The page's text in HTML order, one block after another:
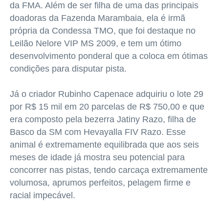
da FMA. Além de ser filha de uma das principais
doadoras da Fazenda Marambaia, ela é irmã
própria da Condessa TMO, que foi destaque no
Leilão Nelore VIP MS 2009, e tem um ótimo
desenvolvimento ponderal que a coloca em ótimas
condições para disputar pista.
Já o criador Rubinho Capenace adquiriu o lote 29
por R$ 15 mil em 20 parcelas de R$ 750,00 e que
era composto pela bezerra Jatiny Razo, filha de
Basco da SM com Hevayalla FIV Razo. Esse
animal é extremamente equilibrada que aos seis
meses de idade já mostra seu potencial para
concorrer nas pistas, tendo carcaça extremamente
volumosa, aprumos perfeitos, pelagem firme e
racial impecável.